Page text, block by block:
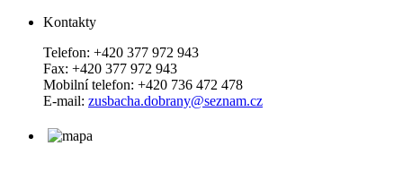
Kontakty
Telefon: +420 377 972 943
Fax: +420 377 972 943
Mobilní telefon: +420 736 472 478
E-mail: zusbacha.dobrany@seznam.cz